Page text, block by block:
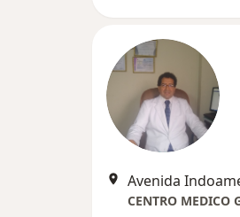
CENTRO MEDICO